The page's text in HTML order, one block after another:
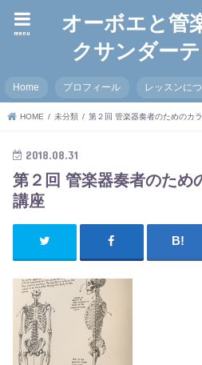
オーボエと管
クサンダー
menu
Home プロフィール レッスンに
HOME 未分類 第２回 管楽器奏者のためのカ
2018.08.31
第２回 管楽器奏者のため
講座